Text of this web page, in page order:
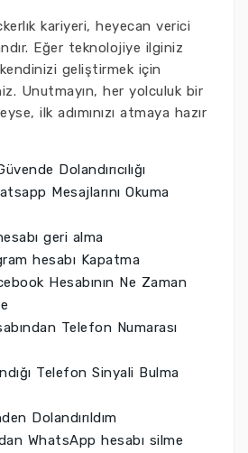
kariyeri, heyecan verici
Eğer teknolojiye ilginiz
geliştirmek için
Unutmayın, her yolculuk bir
ilk adımınızı atmaya hazır
Dolandırıcılığı
Mesajlarını Okuma
geri alma
hesabı Kapatma
Hesabının Ne Zaman
Telefon Numarası
Telefon Sinyali Bulma
Dolandırıldım
WhatsApp hesabı silme